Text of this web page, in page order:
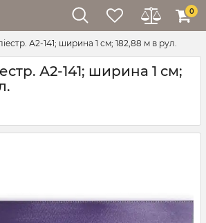
0
А2-141; ширина 1 см; 182,88 м в рул.
А2-141; ширина 1 см;